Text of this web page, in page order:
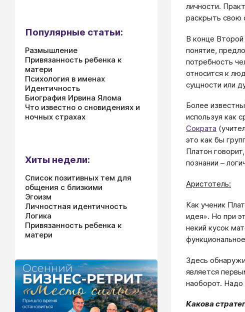
личности.
раскрыть свою
В конце Второй
понятие,
потребность
относится к
сущности или
Более
используя как
Сократа
это как бы
Платон
познании –
Аристотель:
Как ученик
идея». Но при
некий кусок
Здесь
является
наоборот. Надо
Какова
Популярные статьи:
Размышление
Привязанность ребенка к
матери
Психология в именах
Идентичность
Биография Ирвина Ялома
Что известно о сновидениях и
ночных страхах
Хиты недели:
Список позитивных тем для
общения с близкими
Эгоизм
Личностная идентичность
Логика
Привязанность ребенка к
матери